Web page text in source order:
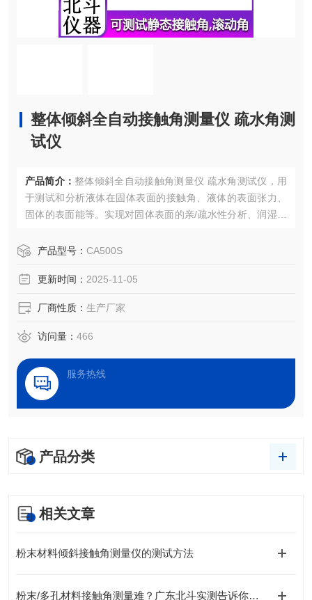
整体倾斜全自动接触角测量仪 疏水角测
试仪
产品简介： 整体倾斜全自动接触角测量仪 疏水角测试仪，用
于测试和分析液体在固体表面的接触角、液体的表面张力、
固体的表面能等。实现对固体表面的亲/疏水性分析、润湿性
附、吸收和铺展等过程分析。
产品型号： CA500S
更新时间： 2025-11-05
厂商性质： 生产厂家
访问量： 466
服务热线
产品分类
相关文章
粉末材料倾斜接触角测量仪的测试方法
粉末/多孔材料接触角测量难？广东北斗实测告诉你，这都不是事！